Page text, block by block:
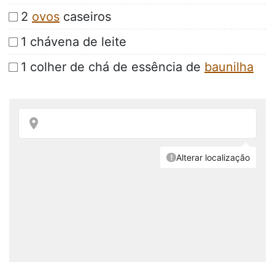
2 ovos caseiros
1 chávena de leite
1 colher de chá de essência de baunilha